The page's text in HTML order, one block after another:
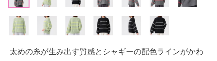
太めの糸が生み出す質感とシャギーの配色ラインがかわ